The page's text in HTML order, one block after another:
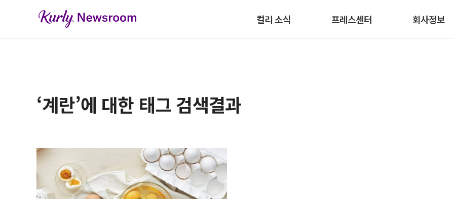
컬리 소식 프레스센터 회사정보
‘계란’에 대한 태그 검색결과